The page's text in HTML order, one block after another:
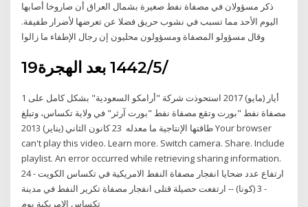
ذكر مسؤولان في مصفاة نفط صغيرة بشمال العراق أن صاروخا أصابها
اليوم الأحد مما تسبب في نشوب حريق فضلا عن تعرضها لأضرار طفيفة.
وقال مسؤولو المصفاة ومسؤولون محليون إن رجال الإطفاء ما زالوا
19‏‏/5‏‏/1442 بعد الهجرة
1 أيار (مايو) 2017 استحوذت شركة "أرامكو السعودية" بشكل كامل على
مصفاة نفط "بورت وتقع مصفاة نفط "بورت آرثر" في ولاية تكساس، وتبلغ
طاقتها الإنتاجية ما معدله 23 كانون الثاني (يناير) 2013 Your browser
can't play this video. Learn more. Switch camera. Share. Include
playlist. An error occurred while retrieving sharing information.
ارتفاع عدد ضحايا انفجار مصفاة النفط الامريكية في تكساس الكويت - 24
- 3 (كونا) -- ارتفعت حصيلة قتلى انفجار مصفاة تكرير النفط في مدينة